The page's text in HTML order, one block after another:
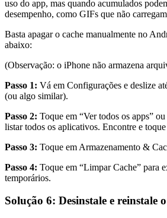
uso do app, mas quando acumulados
desempenho, como GIFs que não
Basta apagar o cache manualmente no
abaixo:
(Observação: o iPhone não armazena
Passo 1: Vá em Configurações e deslize
(ou algo similar).
Passo 2: Toque em “Ver todos os apps”
listar todos os aplicativos. Encontre e
Passo 3: Toque em Armazenamento &
Passo 4: Toque em “Limpar Cache” para
temporários.
Solução 6: Desinstale e reinstale